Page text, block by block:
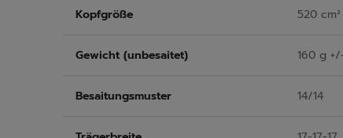
Kopfgröße 520 cm²
Gewicht (unbesaitet) 160 g
Besaitungsmuster 14/14